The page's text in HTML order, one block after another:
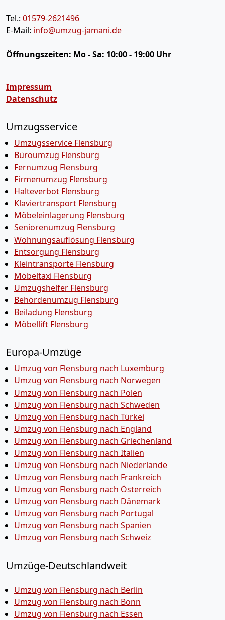
Tel.: 01579-2621496
E-Mail: info@umzug-jamani.de
Öffnungszeiten: Mo - Sa: 10:00 - 19:00 Uhr
Impressum
Datenschutz
Umzugsservice
Umzugsservice Flensburg
Büroumzug Flensburg
Fernumzug Flensburg
Firmenumzug Flensburg
Halteverbot Flensburg
Klaviertransport Flensburg
Möbeleinlagerung Flensburg
Seniorenumzug Flensburg
Wohnungsauflösung Flensburg
Entsorgung Flensburg
Kleintransporte Flensburg
Möbeltaxi Flensburg
Umzugshelfer Flensburg
Behördenumzug Flensburg
Beiladung Flensburg
Möbellift Flensburg
Europa-Umzüge
Umzug von Flensburg nach Luxemburg
Umzug von Flensburg nach Norwegen
Umzug von Flensburg nach Polen
Umzug von Flensburg nach Schweden
Umzug von Flensburg nach Türkei
Umzug von Flensburg nach England
Umzug von Flensburg nach Griechenland
Umzug von Flensburg nach Italien
Umzug von Flensburg nach Niederlande
Umzug von Flensburg nach Frankreich
Umzug von Flensburg nach Österreich
Umzug von Flensburg nach Dänemark
Umzug von Flensburg nach Portugal
Umzug von Flensburg nach Spanien
Umzug von Flensburg nach Schweiz
Umzüge-Deutschlandweit
Umzug von Flensburg nach Berlin
Umzug von Flensburg nach Bonn
Umzug von Flensburg nach Essen